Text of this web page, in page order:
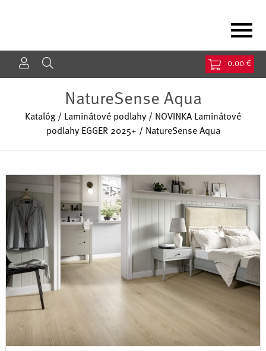
0.00 €
NatureSense Aqua
Katalóg / Laminátové podlahy / NOVINKA Laminátové
podlahy EGGER 2025+ / NatureSense Aqua